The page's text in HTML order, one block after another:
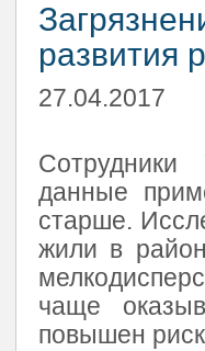
развития
27.04.2017
Сотрудники
данные
старше.
жили в
чаще
повышен